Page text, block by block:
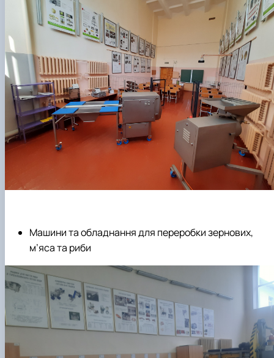
Машини та обладнання для переробки зернових,
м’яса та риби